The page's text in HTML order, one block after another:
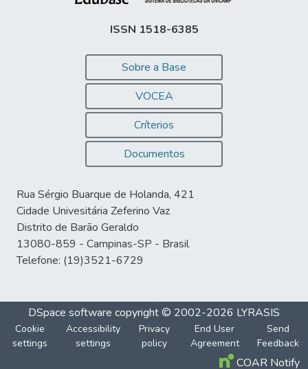
ISSN 1518-6385
Sobre a Base
VOCEA
Críterios
Documentos
Rua Sérgio Buarque de Holanda, 421
Cidade Univesitária Zeferino Vaz
Distrito de Barão Geraldo
13080-859 - Campinas-SP - Brasil
Telefone: (19)3521-6729
DSpace software copyright © 2002-2026 LYRASIS
Cookie
settings
Accessibility
settings
Privacy
policy
End User
Agreement
Send
Feedback
COAR Notify